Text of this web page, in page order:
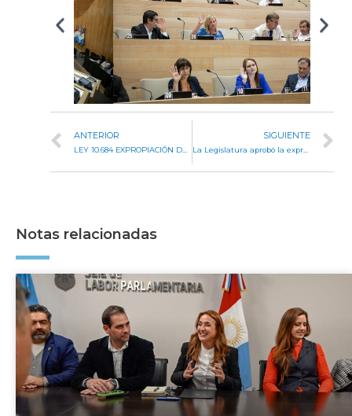
ANTERIOR
LEY 10.684 EXPROPIACIÓN DE INMUEBLE
SIGUIENTE
La Legislatura aprobó la expropiación de tierras para familias de la Cooperativa Felipe Varela
Notas relacionadas